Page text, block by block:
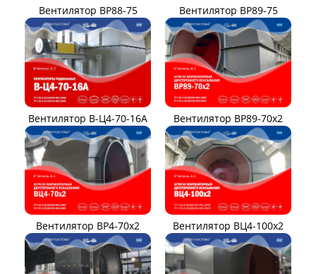
Вентилятор ВР88-75 Вентилятор ВР89-75
Вентилятор В-Ц4-70-16А Вентилятор ВР89-70x2
Вентилятор ВР4-70x2 Вентилятор ВЦ4-100х2